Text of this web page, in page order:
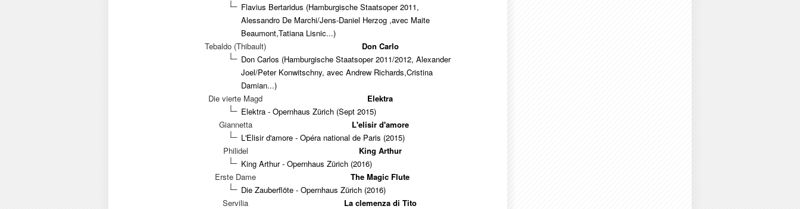
Flavius Bertaridus (Hamburgische Staatsoper 2011,
Alessandro De Marchi/Jens-Daniel Herzog ,avec Maite
Beaumont,Tatiana Lisnic...)
Tebaldo (Thibault)
Don Carlo
Don Carlos (Hamburgische Staatsoper 2011/2012, Alexander
Joel/Peter Konwitschny, avec Andrew Richards,Cristina
Damian...)
Die vierte Magd
Elektra
Elektra - Opernhaus Zürich (Sept 2015)
Giannetta
L'elisir d'amore
L'Elisir d'amore - Opéra national de Paris (2015)
Philidel
King Arthur
King Arthur - Opernhaus Zürich (2016)
Erste Dame
The Magic Flute
Die Zauberflöte - Opernhaus Zürich (2016)
Servilia
La clemenza di Tito